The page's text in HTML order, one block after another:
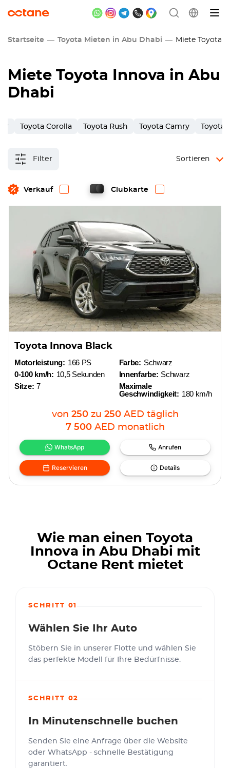
Startseite Toyota Mieten in Abu Dhabi Miete Toyota
Miete Toyota Innova in Abu
Dhabi
Toyota Corolla Toyota Rush Toyota Camry Toyota
Filter
Verkauf Clubkarte
Sortieren
Toyota Innova Black
Motorleistung: 166 PS
0-100 km/h: 10,5 Sekunden
Sitze: 7
Farbe: Schwarz
Innenfarbe: Schwarz
Maximale
Geschwindigkeit: 180 km/h
von 250 zu 250 AED täglich
7 500 AED monatlich
WhatsApp Anrufen
Reservieren Details
Wie man einen Toyota
Innova in Abu Dhabi mit
Octane Rent mietet
SCHRITT 01
Wählen Sie Ihr Auto
Stöbern Sie in unserer Flotte und wählen Sie
das perfekte Modell für Ihre Bedürfnisse.
SCHRITT 02
In Minutenschnelle buchen
Senden Sie eine Anfrage über die Website
oder WhatsApp - schnelle Bestätigung
garantiert.